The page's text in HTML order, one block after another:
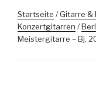
Startseite /Gitarre &
Konzertgitarren /
Meistergitarre – Bj.